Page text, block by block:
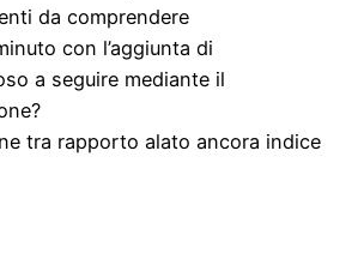
da comprendere
con l’aggiunta di
a seguire mediante il
tra rapporto alato ancora indice